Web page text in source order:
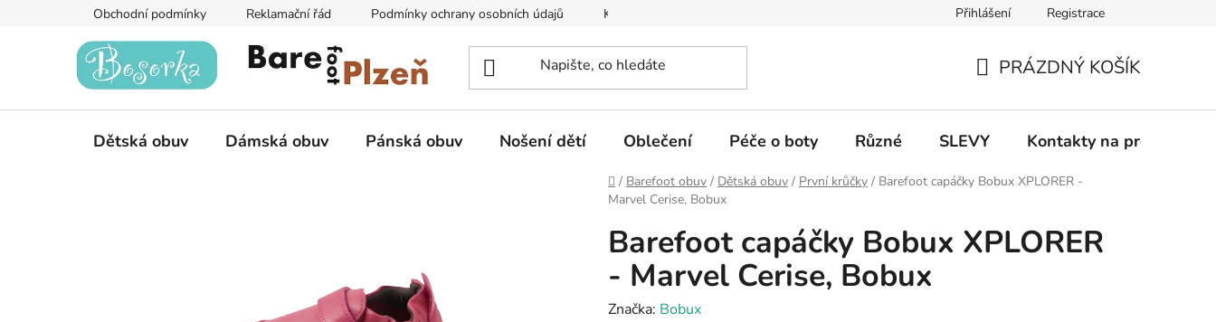
Obchodní podmínky Reklamační řád Podmínky ochrany osobních údajů Kontakty na prodejny Informace k on-line platbám Odstoupení od
Přihlášení Registrace
KOŠÍK
PRÁZDNÝ KOŠÍK
Dětská obuv Dámská obuv Pánská obuv Nošení dětí Oblečení Péče o boty Různé SLEVY Kontakty na prodejny
Domů
/ Barefoot obuv / Dětská obuv / První krůčky / Barefoot capáčky Bobux XPLORER -
Marvel Cerise, Bobux
Barefoot capáčky Bobux XPLORER
- Marvel Cerise, Bobux
Značka: Bobux